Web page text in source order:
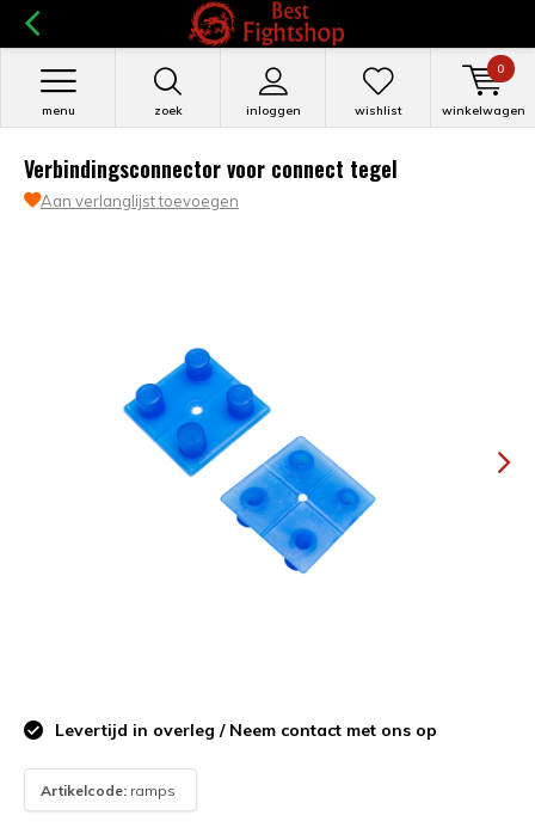
zoek inloggen
menu wishlist winkelwagen
0
Verbindingsconnector voor connect tegel
Aan verlanglijst toevoegen
Levertijd in overleg / Neem contact met ons op
Artikelcode: ramps